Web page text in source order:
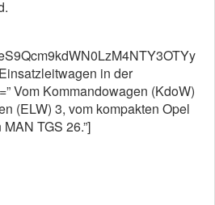
in der
Vom Kommandowagen (KdoW)
(ELW) 3, vom kompakten Opel
TGS 26.”]